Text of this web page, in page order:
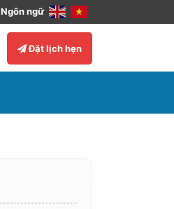
Ngôn ngữ
Đặt lịch hẹn